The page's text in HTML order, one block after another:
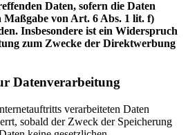
Daten, sofern die Daten
von Art. 6 Abs. 1 lit. f)
Insbesondere ist ein Widerspruch
zum Zwecke der Direktwerbung
Datenverarbeitung
verarbeiteten Daten
sobald der Zweck der Speicherung